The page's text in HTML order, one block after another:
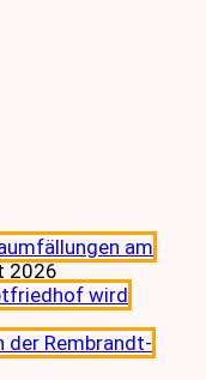
am
2026
wird
der Rembrandt-